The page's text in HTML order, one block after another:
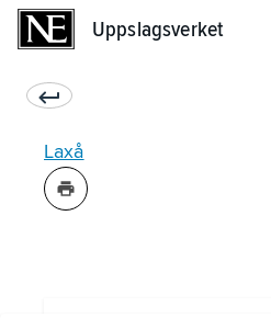
Uppslagsverket
Laxå